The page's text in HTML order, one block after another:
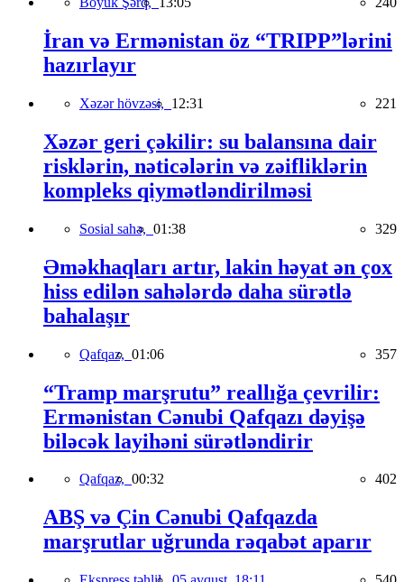
İran və Ermənistan öz “TRIPP”lərini
hazırlayır
Xəzər hövzəsi, 12:31 221
Xəzər geri çəkilir: su balansına dair
risklərin, nəticələrin və zəifliklərin
kompleks qiymətləndirilməsi
Sosial sahə, 01:38 329
Əməkhaqları artır, lakin həyat ən çox
hiss edilən sahələrdə daha sürətlə
bahalaşır
Qafqaz, 01:06 357
“Tramp marşrutu” reallığa çevrilir:
Ermənistan Cənubi Qafqazı dəyişə
biləcək layihəni sürətləndirir
Qafqaz, 00:32 402
ABŞ və Çin Cənubi Qafqazda
marşrutlar uğrunda rəqabət aparır